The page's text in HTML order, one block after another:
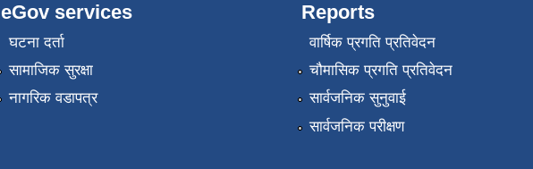
eGov services
घटना दर्ता
सामाजिक सुरक्षा
नागरिक वडापत्र
Reports
वार्षिक प्रगति प्रतिवेदन
चौमासिक प्रगति प्रतिवेदन
सार्वजनिक सुनुवाई
सार्वजनिक परीक्षण